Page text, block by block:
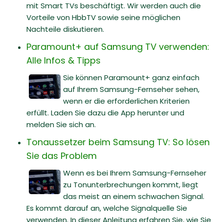
mit Smart TVs beschäftigt. Wir werden auch die
Vorteile von HbbTV sowie seine möglichen
Nachteile diskutieren.
Paramount+ auf Samsung TV verwenden:
Alle Infos & Tipps
Sie können Paramount+ ganz einfach
auf Ihrem Samsung-Fernseher sehen,
wenn er die erforderlichen Kriterien
erfüllt. Laden Sie dazu die App herunter und
melden Sie sich an.
Tonaussetzer beim Samsung TV: So lösen
Sie das Problem
Wenn es bei Ihrem Samsung-Fernseher
zu Tonunterbrechungen kommt, liegt
das meist an einem schwachen Signal.
Es kommt darauf an, welche Signalquelle Sie
verwenden. In dieser Anleitung erfahren Sie, wie Sie